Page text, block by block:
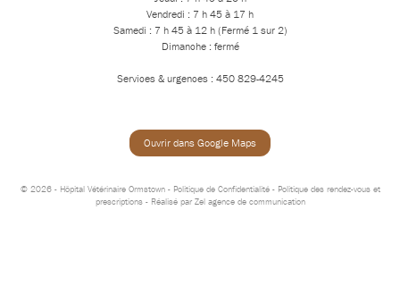
Vendredi : 7 h 45 à 17 h
Samedi : 7 h 45 à 12 h (Fermé 1 sur 2)
Dimanche : fermé
Services & urgences : 450 829-4245
Ouvrir dans Google Maps
© 2026 - Hôpital Vétérinaire Ormstown - Politique de Confidentialité- Politique des rendez-vous et
prescriptions- Réalisé par Zel agence de communication